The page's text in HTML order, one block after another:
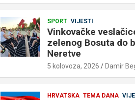
SPORT VIJESTI
Vinkovačke
zelenog Bosuta do
Neretve
5 kolovoza, 2026 Damir
HRVATSKA TEMA DANA